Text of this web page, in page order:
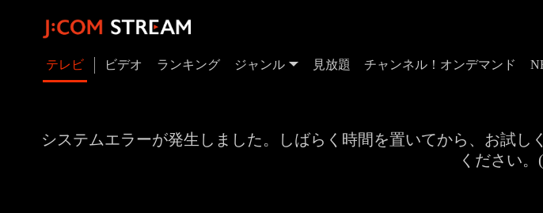
テレビ ビデオ ランキング ジャンル 見放題 チャンネル！オンデマンド
システムエラーが発生しました。しばらく時間を置いてから、お試
ください。